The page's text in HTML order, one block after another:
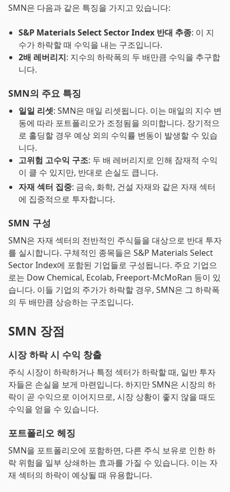
SMN은 다음과 같은 특징을 가지고 있습니다:
S&P Materials Select Sector Index 반대 추종: 이 지
수가 하락할 때 수익을 내는 구조입니다.
2배 레버리지: 지수의 하락폭의 두 배만큼 수익을 추구합
니다.
SMN의 주요 특징
일일 리셋: SMN은 매일 리셋됩니다. 이는 매일의 지수 변
동에 따라 포트폴리오가 조정됨을 의미합니다. 장기적으
로 홀딩할 경우 예상 외의 수익률 변동이 발생할 수 있습
니다.
고위험 고수익 구조: 두 배 레버리지로 인해 잠재적 수익
이 클 수 있지만, 반대로 손실도 큽니다.
자재 섹터 집중: 금속, 화학, 건설 자재와 같은 자재 섹터
에 집중적으로 투자합니다.
SMN 구성
SMN은 자재 섹터의 전반적인 주식들을 대상으로 반대 투자
를 실시합니다. 구체적인 종목들은 S&P Materials Select
Sector Index에 포함된 기업들로 구성됩니다. 주요 기업으
로는 Dow Chemical, Ecolab, Freeport-McMoRan 등이 있
습니다. 이들 기업의 주가가 하락할 경우, SMN은 그 하락폭
의 두 배만큼 상승하는 구조입니다.
SMN 장점
시장 하락 시 수익 창출
주식 시장이 하락하거나 특정 섹터가 하락할 때, 일반 투자
자들은 손실을 보게 마련입니다. 하지만 SMN은 시장의 하
락이 곧 수익으로 이어지므로, 시장 상황이 좋지 않을 때도
수익을 얻을 수 있습니다.
포트폴리오 헤징
SMN을 포트폴리오에 포함하면, 다른 주식 보유로 인한 하
락 위험을 일부 상쇄하는 효과를 가질 수 있습니다. 이는 자
재 섹터의 하락이 예상될 때 유용합니다.